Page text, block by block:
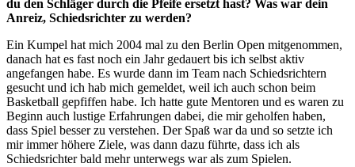
du den Schläger durch die Pfeife ersetzt hast? Was war dein
Anreiz, Schiedsrichter zu werden?
Ein Kumpel hat mich 2004 mal zu den Berlin Open mitgenommen,
danach hat es fast noch ein Jahr gedauert bis ich selbst aktiv
angefangen habe. Es wurde dann im Team nach Schiedsrichtern
gesucht und ich hab mich gemeldet, weil ich auch schon beim
Basketball gepfiffen habe. Ich hatte gute Mentoren und es waren zu
Beginn auch lustige Erfahrungen dabei, die mir geholfen haben,
dass Spiel besser zu verstehen. Der Spaß war da und so setzte ich
mir immer höhere Ziele, was dann dazu führte, dass ich als
Schiedsrichter bald mehr unterwegs war als zum Spielen.